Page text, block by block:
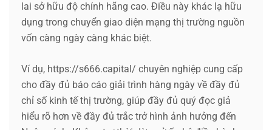
lai sở hữu độ chính hãng cao. Điều này khác lạ hữu
dụng trong chuyển giao diện mạng thị trường nguồn
vốn càng ngày càng khác biệt.
Ví dụ, https://s666.capital/ chuyên nghiệp cung cấp
cho đầy đủ báo cáo giải trình hàng ngày về đầy đủ
chỉ số kinh tế thị trường, giúp đầy đủ quý đọc giả
hiểu rõ hơn về đầy đủ trắc trở hình ảnh hưởng đến